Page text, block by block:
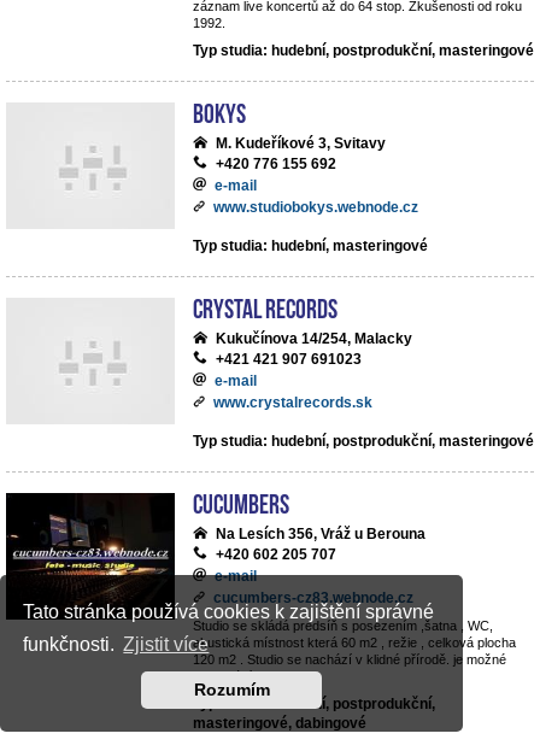
Tato stránka používá cookies k zajištění správné
funkčnosti. Zjistit více
Rozumím
záznam live koncertů až do 64 stop. Zkušenosti od roku
1992.
Typ studia: hudební, postprodukční, masteringové
BoKys
M. Kudeříkové 3, Svitavy
+420 776 155 692
e-mail
www.studiobokys.webnode.cz
Typ studia: hudební, masteringové
Crystal Records
Kukučínova 14/254, Malacky
+421 421 907 691023
e-mail
www.crystalrecords.sk
Typ studia: hudební, postprodukční, masteringové
cucumbers
Na Lesích 356, Vráž u Berouna
+420 602 205 707
e-mail
cucumbers-cz83.webnode.cz
Studio se skládá predsíň s posezením ,šatna , WC,
akustická místnost která 60 m2 , režie , celková plocha
120 m2 . Studio se nachází v klidné přírodě. je možné
parkování v objektu .
Typ studia: hudební, postprodukční,
masteringové, dabingové